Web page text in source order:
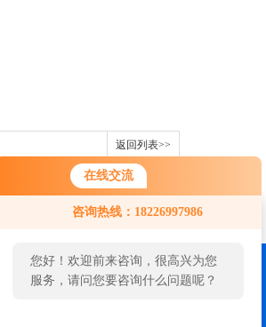
在线交流
咨询热线：18226997986
您好！欢迎前来咨询，很高兴为您
服务，请问您要咨询什么问题呢？
返回列表>>
在线留言 联系我们